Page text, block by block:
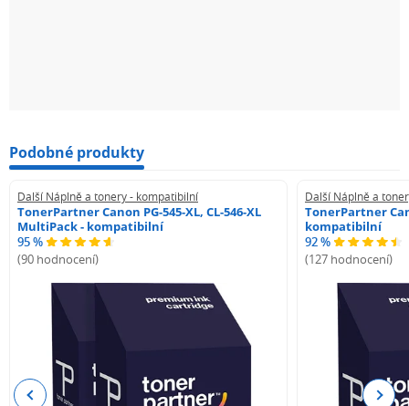
Podobné produkty
Další Náplně a tonery - kompatibilní
TonerPartner Canon PG-545-XL, CL-546-XL
MultiPack - kompatibilní
95 %
(90 hodnocení)
Další Náplně a
TonerPartner
kompatibilní
92 %
(127 hodnocení)
Previous Next